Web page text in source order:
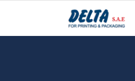
Toggle navigation